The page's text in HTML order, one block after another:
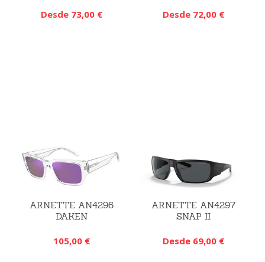
Desde 73,00 € Desde 72,00 €
ARNETTE AN4296
DAKEN
105,00 €
ARNETTE AN4297
SNAP II
Desde 69,00 €